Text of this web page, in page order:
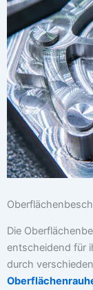
Die
entscheidend für
durch